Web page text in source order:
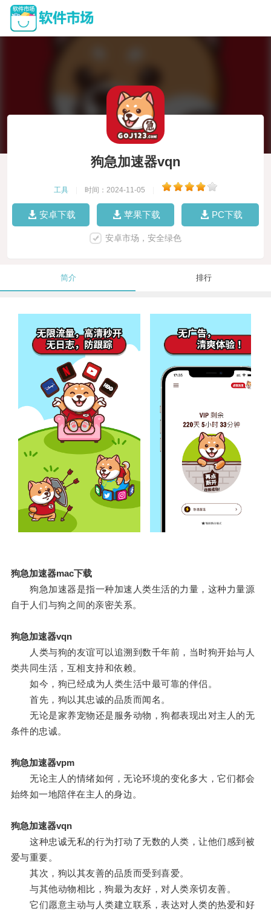
狗急加速器vqn
工具 时间：2024-11-05
安卓下载 苹果下载 PC下载
安卓市场，安全绿色
简介 排行
狗急加速器mac下载
狗急加速器是指一种加速人类生活的力量，这种力量源
自于人们与狗之间的亲密关系。
狗急加速器vqn
人类与狗的友谊可以追溯到数千年前，当时狗开始与人
类共同生活，互相支持和依赖。
如今，狗已经成为人类生活中最可靠的伴侣。
首先，狗以其忠诚的品质而闻名。
无论是家养宠物还是服务动物，狗都表现出对主人的无
条件的忠诚。
狗急加速器vpm
无论主人的情绪如何，无论环境的变化多大，它们都会
始终如一地陪伴在主人的身边。
狗急加速器vqn
这种忠诚无私的行为打动了无数的人类，让他们感到被
爱与重要。
其次，狗以其友善的品质而受到喜爱。
与其他动物相比，狗最为友好，对人类亲切友善。
它们愿意主动与人类建立联系，表达对人类的热爱和好